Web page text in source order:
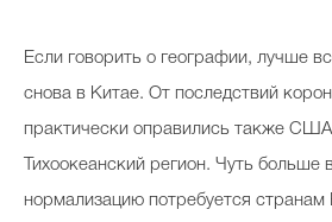
Если говорить о географии, лучше
снова в Китае. От последствий
практически оправились также США
Тихоокеанский регион. Чуть больше
нормализацию потребуется